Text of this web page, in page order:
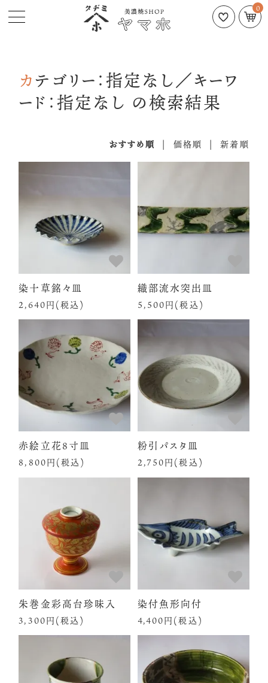
0
カテゴリー：指定なし／キーワ
ード：指定なし の検索結果
おすすめ順 | 価格順 |新着順
染十草銘々皿
2,640円(税込)
織部流水突出皿
5,500円(税込)
赤絵立花8寸皿
8,800円(税込)
粉引パスタ皿
2,750円(税込)
朱巻金彩高台珍味入
3,300円(税込)
染付魚形向付
4,400円(税込)